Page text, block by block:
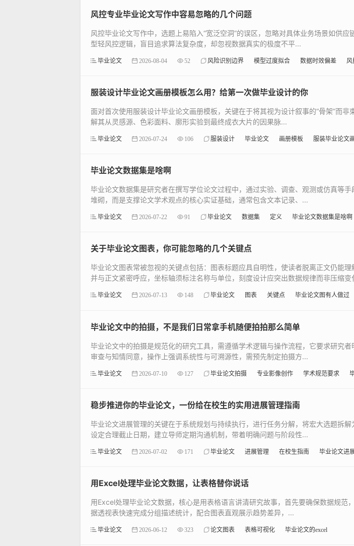
风控专业毕业论文写作中容易忽略的几个问题
风控毕业论文写作中，选题上易陷入“宽泛空洞”的误区，忽略对具体业务场景如供
型轻风控逻辑，盲目追求算法复杂度，却忽视数据真实的极度不平...
毕业论文 2026-08-04 52 风险识别边界 模型过度拟合 数据时效偏差 风
服装设计毕业论文画册模板怎么用？给第一次做毕业设计的你
面对首次使用服装设计毕业论文画册模板，关键在于将其视为设计叙事的“骨架”而
解其从灵感源、色彩面料、廓形实验到最终成衣大片的因果脉...
毕业论文 2026-07-24 106 服装设计 毕业论文 画册模板 服装毕业论文
毕业论文数据集是啥啊
毕业论文数据集是研究者在撰写学位论文过程中，通过实验、调查、观测或仿真等
堆砌，而是支撑论文学术观点的核心实证基础，通常包含文本记录、...
毕业论文 2026-07-22 91 毕业论文 数据集 定义 毕业论文数据集是啥啊
关于毕业论文图表，你可能忽略的几个关键点
毕业论文图表常被忽视的关键点包括：图表标题应具自明性，使读者脱离正文仍能理
并与正文紧密呼应，坐标轴须标注名称与单位，刻度设计应突出数据规律而非压缩变
毕业论文 2026-07-13 148 毕业论文 图表 关键点 毕业论文图有人做过
毕业论文中的拍摄，不是我们日常拿手机随便拍拍那么简单
毕业论文中的拍摄是规范化的研究工具，需遵循学术逻辑与操作流程，它要求研究
审查与知情同意，操作上强调系统性与可溯源性，需预先制定拍摄方...
毕业论文 2026-07-10 127 毕业论文拍摄 专业影像创作 学术规范要求
稳步推进你的毕业论文，一份给在校生的实用进展管理指南
毕业论文进展管理的关键在于系统规划与持续执行，进行任务分解，将宏大选题拆
设定合理截止日期，建立导师定期沟通机制，带着明确问题与阶段性...
毕业论文 2026-07-02 171 毕业论文 进展管理 在校生指南 毕业论文进
用Excel处理毕业论文数据，让表格替你说话
用Excel处理毕业论文数据，核心是用表格语言讲清研究故事，首先要确保数据规
据透视表快速完成分组描述统计，配合图表直观展示趋势差异，...
毕业论文 2026-06-12 323 论文图表 表格可视化 毕业论文的excel